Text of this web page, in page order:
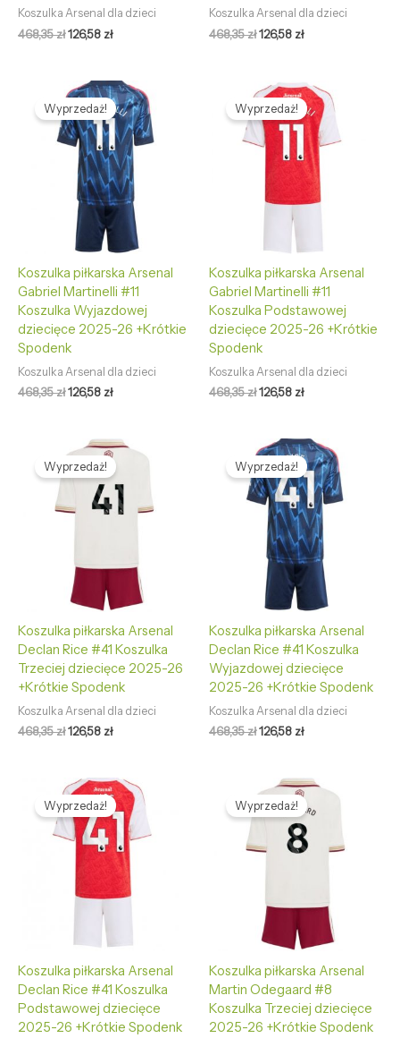
Koszulka Arsenal dla dzieci
468,35zł126,58 zł
Koszulka Arsenal dla dzieci
468,35zł126,58 zł
Wyprzedaż!
Koszulka piłkarska Arsenal
Gabriel Martinelli #11
Koszulka Wyjazdowej
dziecięce 2025-26 +Krótkie
Spodenk
Koszulka Arsenal dla dzieci
468,35zł
Pierwotna
cena
wynosiła:
468,35 zł.
126,58 zł
Aktualna
cena
wynosi:
126,58 zł.
Wyprzedaż!
Koszulka piłkarska Arsenal
Gabriel Martinelli #11
Koszulka Podstawowej
dziecięce 2025-26 +Krótkie
Spodenk
Koszulka Arsenal dla dzieci
468,35zł
Pierwotna
cena
wynosiła:
468,35 zł.
126,58 zł
Aktualna
cena
wynosi:
126,58 zł.
Wyprzedaż!
Koszulka piłkarska Arsenal
Declan Rice #41 Koszulka
Trzeciej dziecięce 2025-26
+Krótkie Spodenk
Koszulka Arsenal dla dzieci
468,35zł
Pierwotna
cena
wynosiła:
468,35 zł.
126,58 zł
Aktualna
cena
wynosi:
126,58 zł.
Wyprzedaż!
Koszulka piłkarska Arsenal
Declan Rice #41 Koszulka
Wyjazdowej dziecięce
2025-26 +Krótkie Spodenk
Koszulka Arsenal dla dzieci
468,35zł
Pierwotna
cena
wynosiła:
468,35 zł.
126,58 zł
Aktualna
cena
wynosi:
126,58 zł.
Wyprzedaż!
Koszulka piłkarska Arsenal
Declan Rice #41 Koszulka
Podstawowej dziecięce
2025-26 +Krótkie Spodenk
Pierwotna
cena
wynosiła:
468,35 zł.
Aktualna
cena
wynosi:
126,58 zł.
Wyprzedaż!
Koszulka piłkarska Arsenal
Martin Odegaard #8
Koszulka Trzeciej dziecięce
2025-26 +Krótkie Spodenk
Pierwotna
cena
wynosiła:
468,35 zł.
Aktualna
cena
wynosi:
126,58 zł.